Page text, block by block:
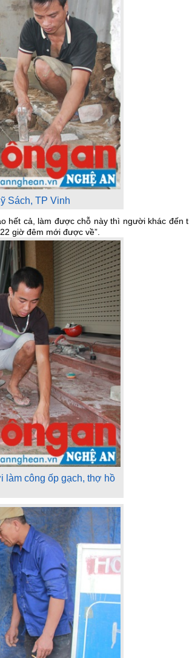
Sách, TP Vinh
hết cả, làm được chỗ này thì người khác đến
giờ đêm mới được về”.
làm công ốp gạch, thợ hồ